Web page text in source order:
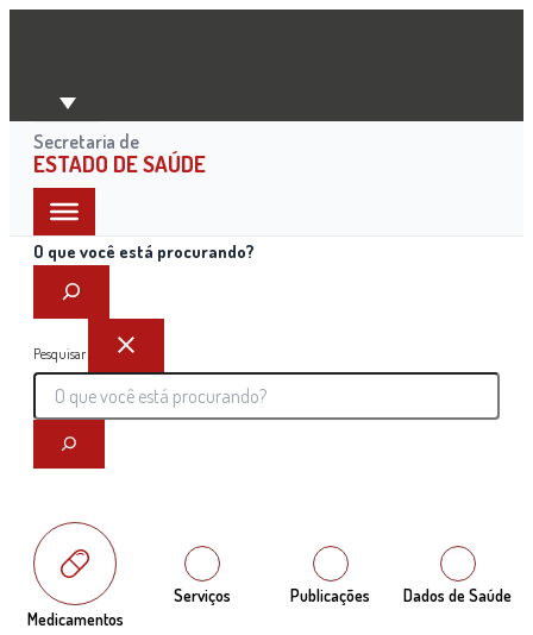
Ir
conteúdo
Secretaria de
ESTADO DE SAÚDE
O que você está procurando?
Pesquisar
Medicamentos
Serviços Publicações Dados de Saúde